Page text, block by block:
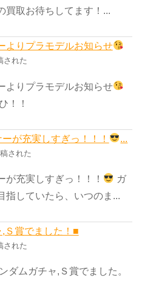
買取お待ちしてます！...
よりプラモデルお知らせ
された
よりプラモデルお知らせ
！！
が充実しすぎっ！！！
された
が充実しすぎっ！！！
ガ
指していたら、いつのま...
Ｓ賞でました！■
された
ムガチャ,Ｓ賞でました。